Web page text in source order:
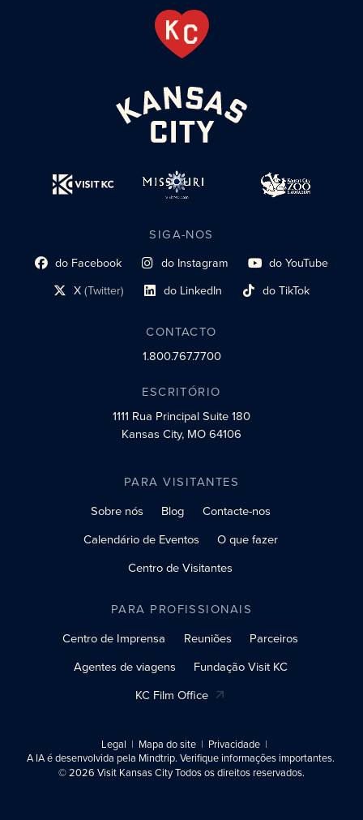
SIGA-NOS
Link do perfil social
do Facebook Link do perfil social
do Instagram Link do perfil social
do YouTube
Link do perfil social
X(Twitter) Link do perfil social
do LinkedIn Link do perfil social
do TikTok
CONTACTO
1.800.767.7700
ESCRITÓRIO
1111 Rua PrincipalSuite 180
Kansas City, MO 64106
PARA VISITANTES
Sobre nós
Blog
Contacte-nos
Calendário de Eventos
O que fazer
Centro de Visitantes
PARA PROFISSIONAIS
Centro de Imprensa
Reuniões
Parceiros
Agentes de viagens
Fundação Visit KC
KC Film Office
Legal Mapa do site
Privacidade
A IA é desenvolvida pela Mindtrip. Verifique informações importantes.
© 2026 Visit Kansas City Todos os direitos reservados.